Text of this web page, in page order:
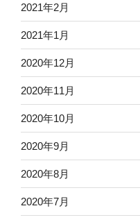
2021年2月
2021年1月
2020年12月
2020年11月
2020年10月
2020年9月
2020年8月
2020年7月